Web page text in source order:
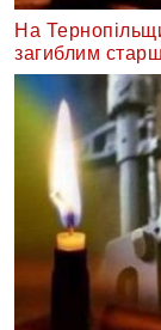
На
загиблим